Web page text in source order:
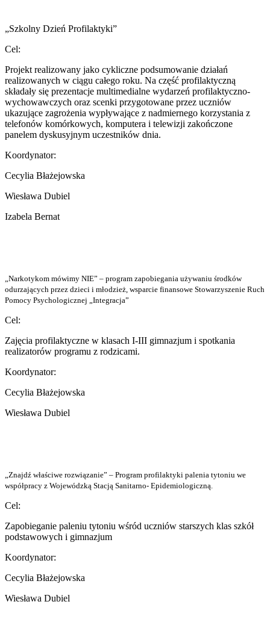
„Szkolny Dzień Profilaktyki”
Cel:
Projekt realizowany jako cykliczne podsumowanie działań
realizowanych w ciągu całego roku. Na część profilaktyczną
składały się prezentacje multimedialne wydarzeń profilaktyczno-
wychowawczych oraz scenki przygotowane przez uczniów
ukazujące zagrożenia wypływające z nadmiernego korzystania z
telefonów komórkowych, komputera i telewizji zakończone
panelem dyskusyjnym uczestników dnia.
Koordynator:
Cecylia Błażejowska
Wiesława Dubiel
Izabela Bernat
„Narkotykom mówimy NIE” – program zapobiegania używaniu środków
odurzających przez dzieci i młodzież, wsparcie finansowe Stowarzyszenie Ruch
Pomocy Psychologicznej „Integracja”
Cel:
Zajęcia profilaktyczne w klasach I-III gimnazjum i spotkania
realizatorów programu z rodzicami.
Koordynator:
Cecylia Błażejowska
Wiesława Dubiel
„Znajdź właściwe rozwiązanie” – Program profilaktyki palenia tytoniu we
współpracy z Wojewódzką Stacją Sanitarno- Epidemiologiczną.
Cel:
Zapobieganie paleniu tytoniu wśród uczniów starszych klas szkół
podstawowych i gimnazjum
Koordynator:
Cecylia Błażejowska
Wiesława Dubiel